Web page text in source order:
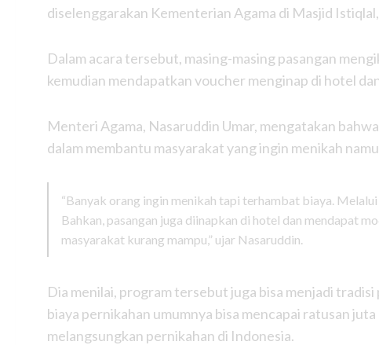
diselenggarakan Kementerian Agama di Masjid
Dalam acara tersebut, masing-masing pasangan
kemudian mendapatkan voucher menginap di hotel
Menteri Agama, Nasaruddin Umar, mengatakan
dalam membantu masyarakat yang ingin menikah
“Banyak orang ingin menikah tapi terhambat biaya.
Bahkan, pasangan juga diinapkan di hotel dan mendapat
masyarakat kurang mampu,” ujar Nasaruddin.
Dia menilai, program tersebut juga bisa menjadi
biaya pernikahan umumnya bisa mencapai ratusan
melangsungkan pernikahan di Indonesia.